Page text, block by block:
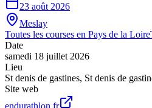
23 août 2026
Meslay
Toutes les courses en Pays de la Loire
Date
samedi 18 juillet 2026
Lieu
St denis de gastines, St denis de
Site web
endurathlon.fr